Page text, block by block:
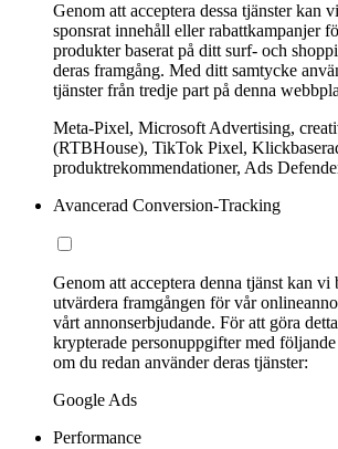
Genom att acceptera dessa tjänster kan
sponsrat innehåll eller rabattkampanjer
produkter baserat på ditt surf- och
deras framgång. Med ditt samtycke
tjänster från tredje part på denna
Meta-Pixel, Microsoft Advertising,
(RTBHouse), TikTok Pixel,
produktrekommendationer, Ads
Avancerad Conversion-Tracking
Genom att acceptera denna tjänst kan vi
utvärdera framgången för vår
vårt annonserbjudande. För att göra
krypterade personuppgifter med
om du redan använder deras tjänster:
Google Ads
Performance